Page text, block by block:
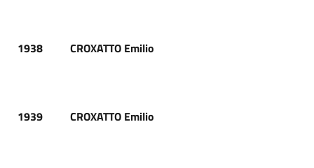
1938 CROXATTO Emilio
1939 CROXATTO Emilio